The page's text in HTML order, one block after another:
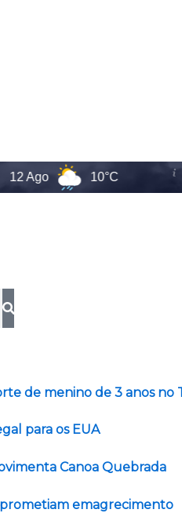
10°C
de menino de 3 anos no
para os EUA
Canoa Quebrada
emagrecimento